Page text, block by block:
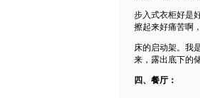
步入式衣柜好是
擦起来好痛苦啊
床的启动架。我
来，露出底下的
四、餐厅：